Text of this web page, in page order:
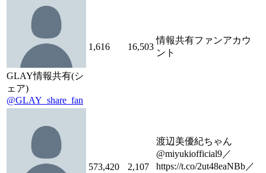
GLAY情報共有(シ
ェア)
@GLAY_share_fan
1,616 16,503
情報共有ファンアカウ
ント
573,420 2,107
渡辺美優紀ちゃん
@miyukiofficial9／
https://t.co/2ut48eaNBb／